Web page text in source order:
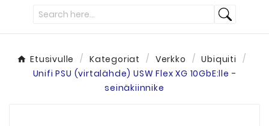
Etusivulle Kategoriat Verkko
Ubiquiti
Unifi PSU (virtalähde) USW Flex XG 10GbE:lle -
seinäkiinnike